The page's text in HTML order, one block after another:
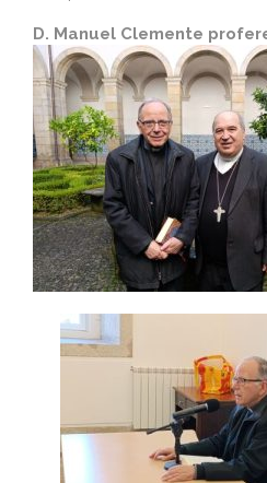
D. Manuel Clemente